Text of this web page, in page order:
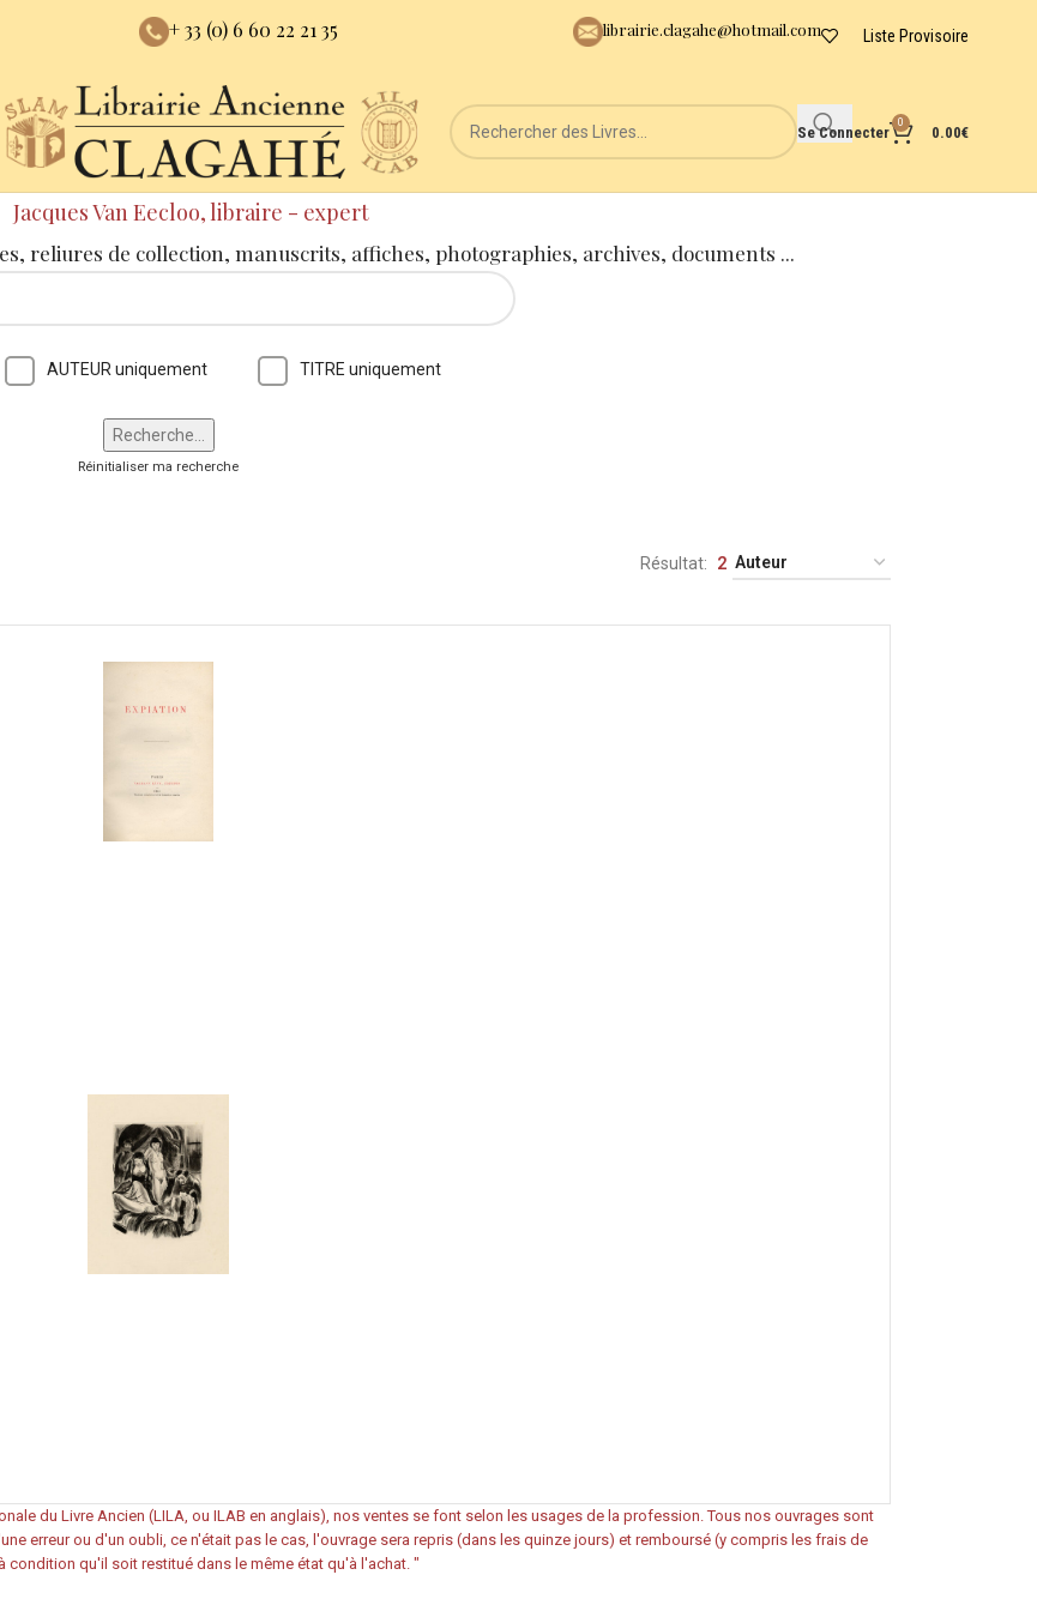
+ 33 (0) 6 60 22 21 35 librairie.clagahe@hotmail.com Liste Provisoire
Se Connecter
0
0.00€
Jacques Van Eecloo, libraire - expert
reliures de collection, manuscrits, affiches, photographies, archives, documents ...
AUTEUR uniquement TITRE uniquement
Réinitialiser ma recherche
Résultat 2
du Livre Ancien (LILA, ou ILAB en anglais), nos ventes se font selon les usages de la profession. Tous nos ouvrages sont
erreur ou d'un oubli, ce n'était pas le cas, l'ouvrage sera repris (dans les quinze jours) et remboursé (y compris les frais de
condition qu'il soit restitué dans le même état qu'à l'achat. "